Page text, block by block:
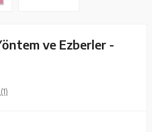
ve Ezberler -